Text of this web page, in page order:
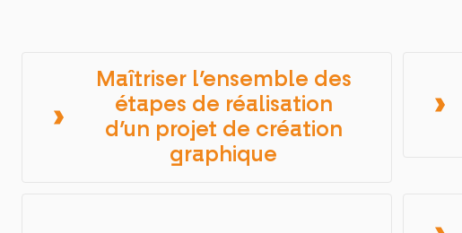
Maîtriser l’ensemble des
étapes de réalisation
d’un projet de création
graphique